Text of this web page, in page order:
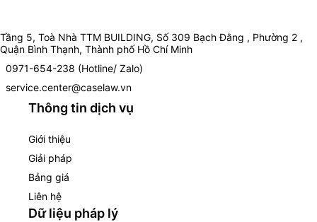
Tầng 5, Toà Nhà TTM BUILDING, Số 309 Bạch Đằng , Phường 2 ,
Quận Bình Thạnh, Thành phố Hồ Chí Minh
0971-654-238 (Hotline/ Zalo)
service.center@caselaw.vn
Thông tin dịch vụ
Giới thiệu
Giải pháp
Bảng giá
Liên hệ
Dữ liệu pháp lý